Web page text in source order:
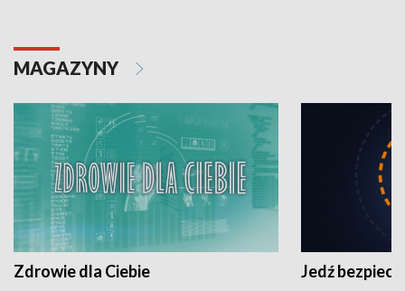
MAGAZYNY
Zdrowie dla Ciebie Jedź